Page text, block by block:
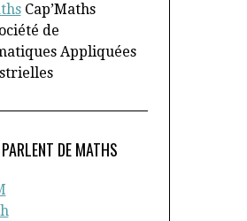
Cap’Maths
de
Appliquées
DE MATHS